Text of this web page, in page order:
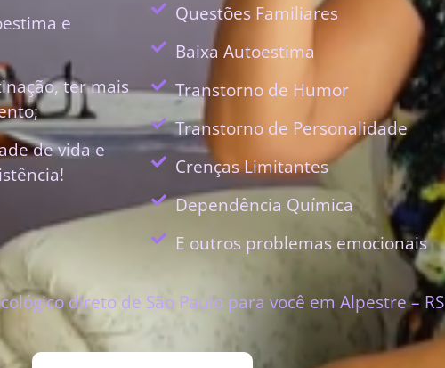
e
ter mais
de vida e
Questões Familiares
Baixa Autoestima
Transtorno de Humor
Transtorno de Personalidade
Crenças Limitantes
Dependência Química
E outros problemas emocionais
direto de São Paulo para você em Alpestre – RS